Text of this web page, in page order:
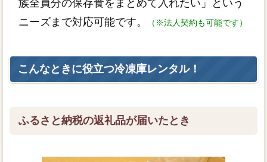
族全員分の保存食をまとめて入れたい」という
ニーズまで対応可能です。
（※法人契約も可能です）
こんなときに役立つ冷凍庫レンタル！
ふるさと納税の返礼品が届いたとき